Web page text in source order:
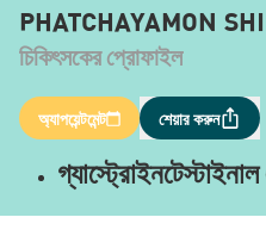
PHATCHAYAMON
চিকিৎসকের প্রোফাইল
অ্যাপয়েন্টমেন্ট শেয়ার করুন